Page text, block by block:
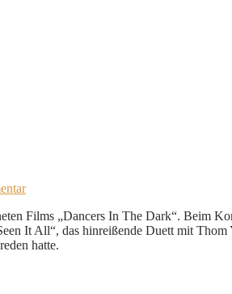
Films „Dancers In The Dark“. Beim
It All“, das hinreißende Duett mit
hatte.